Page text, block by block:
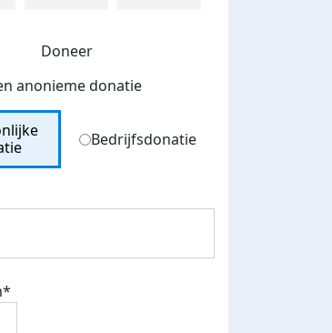
Doneer
anonieme donatie
Type Bedrijfsdonatie